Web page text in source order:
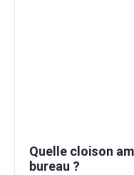
Quelle cloison
bureau ?